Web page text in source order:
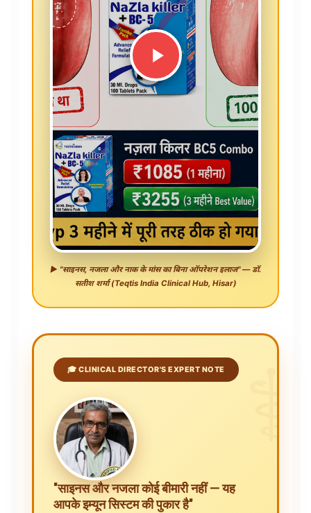
▶️ "साइनस, नजला और नाक के मांस का बिना ऑपरेशन इलाज" — डॉ.
सतीश शर्मा (Teqtis India Clinical Hub, Hisar)
🎓 CLINICAL DIRECTOR'S EXPERT NOTE
"साइनस और नजला कोई बीमारी नहीं — यह
आपके इम्यून सिस्टम की पुकार है"